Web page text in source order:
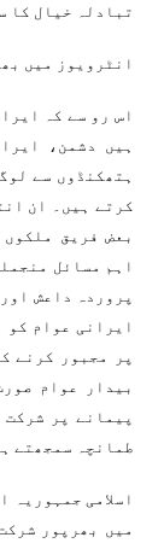
تبادلہ خیال کا
انٹرویوز میں
اس رو سے کہ
ہیں دشمن،
ہتھکنڈوں سے
کرتے ہیں۔ ان
بعض فریق
اہم مسائل
پروردہ داعش
ایرانی عوام
پر مجبور کرنے
بیدار عوام
پیمانے پر
طمانچہ سمجھتے
اسلامی
میں بھرپور